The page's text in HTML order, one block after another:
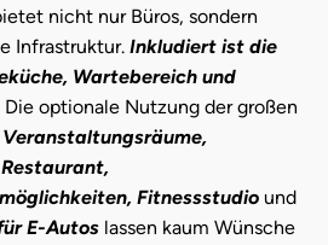
nicht nur Büros, sondern
Infrastruktur. Inkludiert ist die
Wartebereich und
Die optionale Nutzung der großen
Restaurant,
Fitnessstudio und
E-Autos lassen kaum Wünsche